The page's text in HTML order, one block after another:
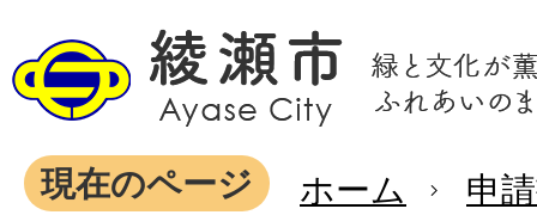
現在のページ ホーム
申